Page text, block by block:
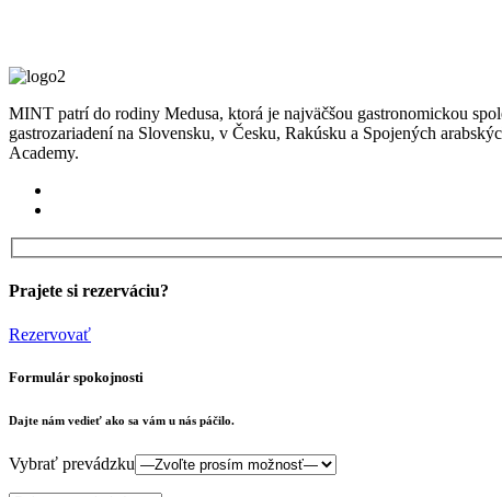
MINT patrí do rodiny Medusa, ktorá je najväčšou gastronomickou
gastrozariadení na Slovensku, v Česku, Rakúsku a Spojených
Academy.
Prajete si rezerváciu?
Rezervovať
Formulár spokojnosti
Dajte nám vedieť ako sa vám u nás páčilo.
Vybrať prevádzku